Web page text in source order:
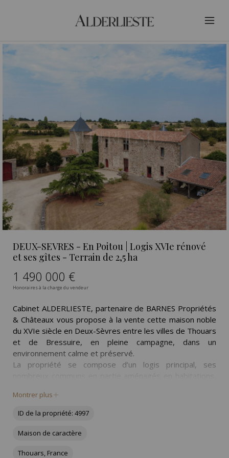
DEUX-SEVRES - En Poitou | Logis XVIe rénové
et ses gîtes - Terrain de 2,5 ha
1 490 000 €
Honoraires à la charge du vendeur
Cabinet ALDERLIESTE, partenaire de BARNES Propriétés
& Châteaux vous propose à la vente cette maison noble
du XVIe siècle en Deux-Sèvres entre les villes de Thouars
et de Bressuire, en pleine campagne, dans un
environnement calme et préservé.
La propriété se compose d’un logis principal, ses
Le tout s’ordonne, avec les bâtiments de communs,
autour d’une grande cour carrée dont l’accès se fait par
un double porche à portes charretière et piétonne.
Cette propriété a été entièrement rénovée par les
prestations de qualité.
Montrer plus
ID de la propriété: 4997
Maison de caractère
Thouars, France